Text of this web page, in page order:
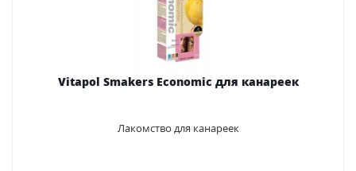
Vitapol Smakers Economic для канареек
Лакомство для канареек